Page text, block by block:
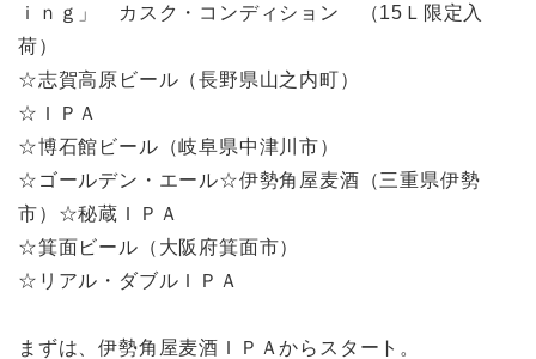
ｉｎｇ」 カスク・コンディション （15Ｌ限定入
荷）
☆志賀高原ビール（長野県山之内町）
☆ＩＰＡ
☆博石館ビール（岐阜県中津川市）
☆ゴールデン・エール☆伊勢角屋麦酒（三重県伊勢
市）☆秘蔵ＩＰＡ
☆箕面ビール（大阪府箕面市）
☆リアル・ダブルＩＰＡ
まずは、伊勢角屋麦酒ＩＰＡからスタート。